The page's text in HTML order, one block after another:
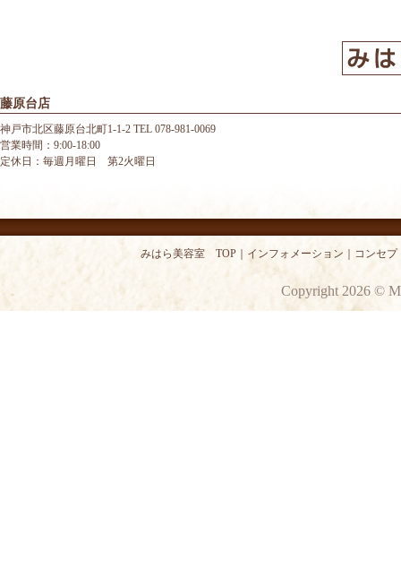
藤原台店
神戸市北区藤原台北町1-1-2 TEL 078-981-0069
営業時間：9:00-18:00
定休日：毎週月曜日 第2火曜日
みはら美容室 TOP インフォメーション コンセプ
Copyright 2026 ©